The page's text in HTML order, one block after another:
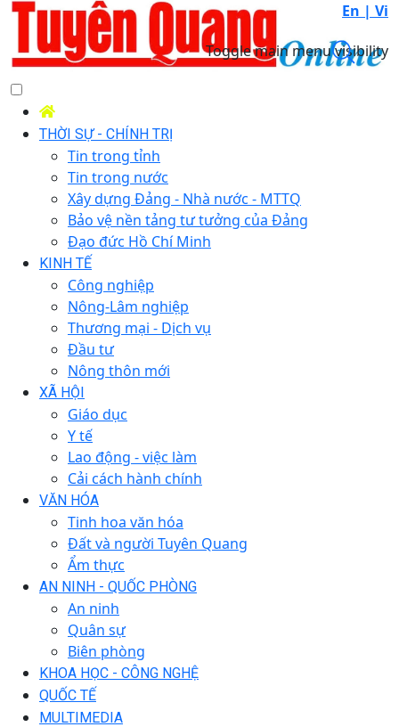
En | Vi
Toggle main menu visibility
THỜI SỰ - CHÍNH TRỊ
Tin trong tỉnh
Tin trong nước
Xây dựng Đảng - Nhà nước - MTTQ
Bảo vệ nền tảng tư tưởng của Đảng
Đạo đức Hồ Chí Minh
KINH TẾ
Công nghiệp
Nông-Lâm nghiệp
Thương mại - Dịch vụ
Đầu tư
Nông thôn mới
XÃ HỘI
Giáo dục
Y tế
Lao động - việc làm
Cải cách hành chính
VĂN HÓA
Tinh hoa văn hóa
Đất và người Tuyên Quang
Ẩm thực
AN NINH - QUỐC PHÒNG
An ninh
Quân sự
Biên phòng
KHOA HỌC - CÔNG NGHỆ
QUỐC TẾ
MULTIMEDIA